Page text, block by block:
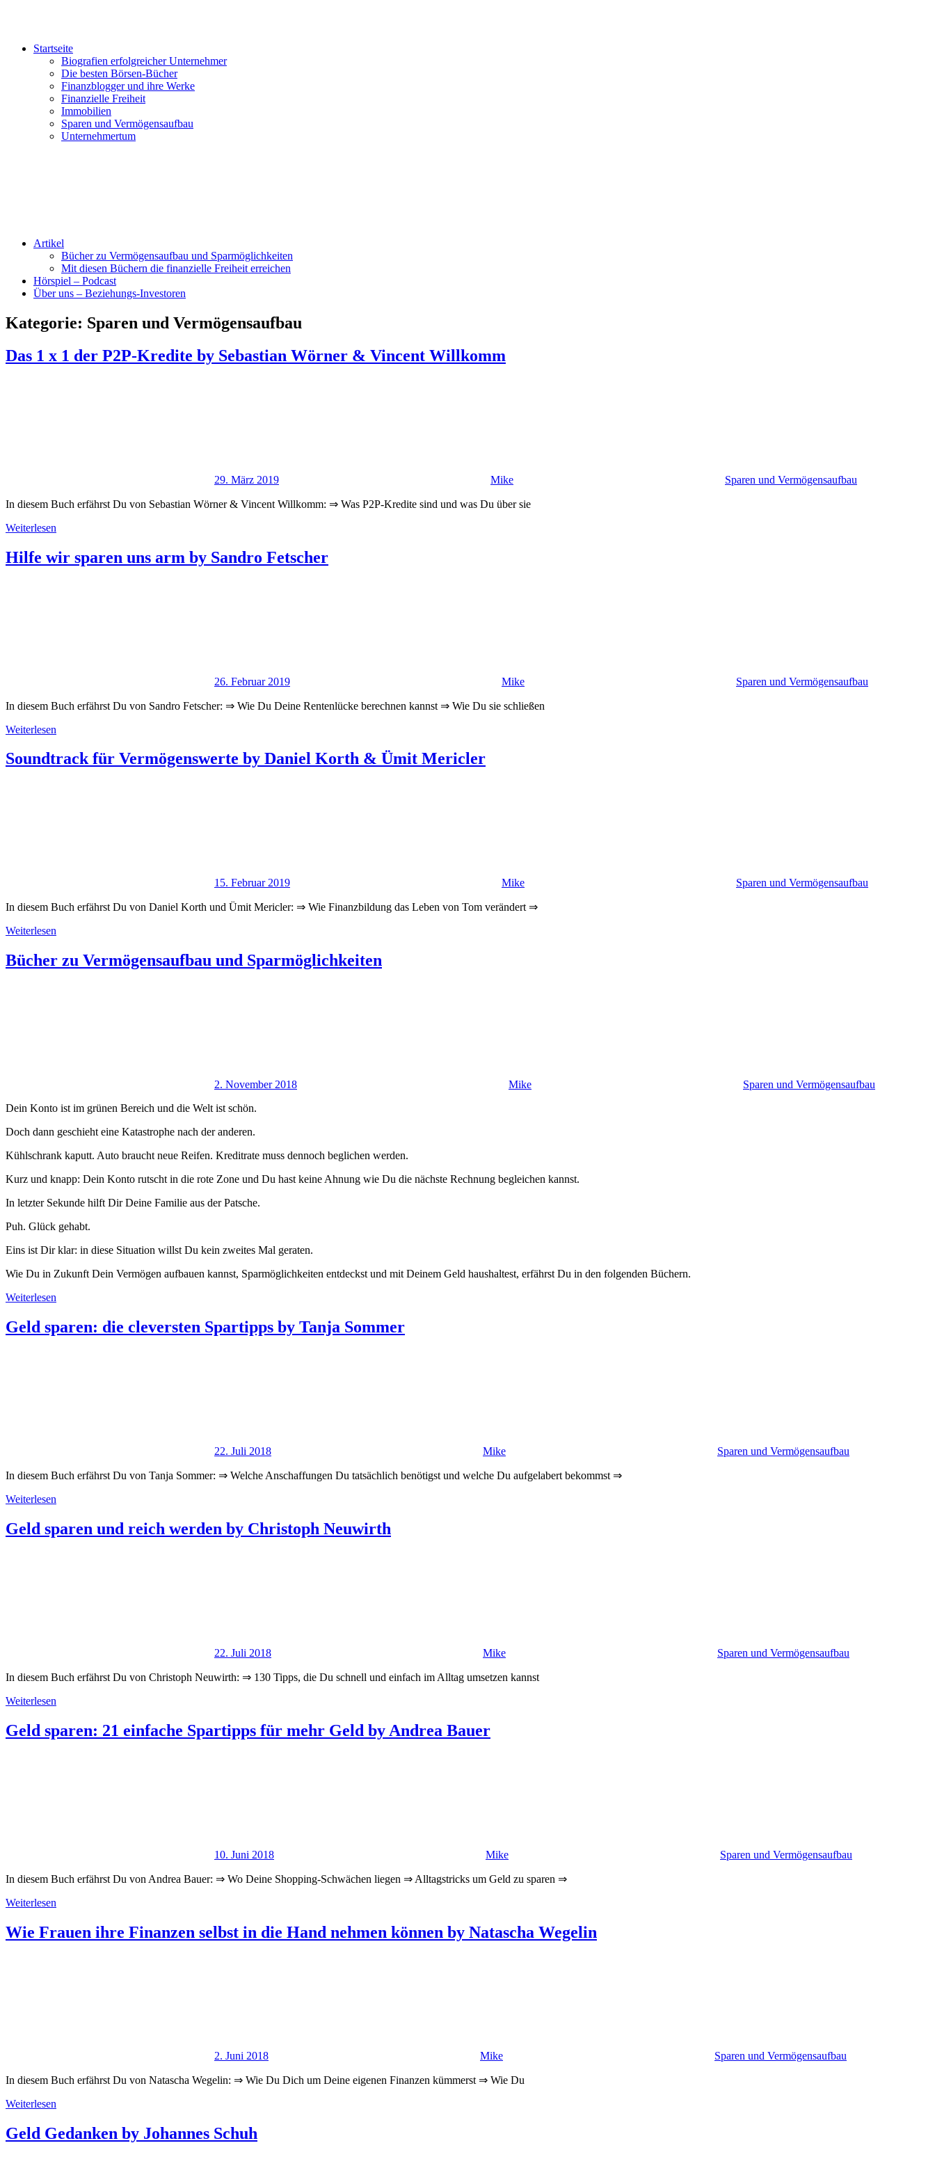
Startseite
Biografien erfolgreicher Unternehmer
Die besten Börsen-Bücher
Finanzblogger und ihre Werke
Finanzielle Freiheit
Immobilien
Sparen und Vermögensaufbau
Unternehmertum
Artikel
Bücher zu Vermögensaufbau und Sparmöglichkeiten
Mit diesen Büchern die finanzielle Freiheit erreichen
Hörspiel – Podcast
Über uns – Beziehungs-Investoren
Kategorie: Sparen und Vermögensaufbau
Das 1 x 1 der P2P-Kredite by Sebastian Wörner & Vincent Willkomm
29. März 2019 Mike Sparen und Vermögensaufbau
In diesem Buch erfährst Du von Sebastian Wörner & Vincent Willkomm: ⇒ Was P2P-Kredite sind und was Du über sie
Weiterlesen
Hilfe wir sparen uns arm by Sandro Fetscher
26. Februar 2019 Mike Sparen und Vermögensaufbau
In diesem Buch erfährst Du von Sandro Fetscher: ⇒ Wie Du Deine Rentenlücke berechnen kannst ⇒ Wie Du sie schließen
Weiterlesen
Soundtrack für Vermögenswerte by Daniel Korth & Ümit Mericler
15. Februar 2019 Mike Sparen und Vermögensaufbau
In diesem Buch erfährst Du von Daniel Korth und Ümit Mericler: ⇒ Wie Finanzbildung das Leben von Tom verändert ⇒
Weiterlesen
Bücher zu Vermögensaufbau und Sparmöglichkeiten
2. November 2018 Mike
Sparen und Vermögensaufbau
Dein Konto ist im grünen Bereich und die Welt ist schön.
Doch dann geschieht eine Katastrophe nach der anderen.
Kühlschrank kaputt. Auto braucht neue Reifen. Kreditrate muss dennoch beglichen werden.
Kurz und knapp: Dein Konto rutscht in die rote Zone und Du hast keine Ahnung wie Du die nächste Rechnung begleichen kannst.
In letzter Sekunde hilft Dir Deine Familie aus der Patsche.
Puh. Glück gehabt.
Eins ist Dir klar: in diese Situation willst Du kein zweites Mal geraten.
Wie Du in Zukunft Dein Vermögen aufbauen kannst, Sparmöglichkeiten entdeckst und mit Deinem Geld haushaltest, erfährst Du in den folgenden Büchern.
Weiterlesen
Geld sparen: die cleversten Spartipps by Tanja Sommer
22. Juli 2018 Mike Sparen und Vermögensaufbau
In diesem Buch erfährst Du von Tanja Sommer: ⇒ Welche Anschaffungen Du tatsächlich benötigst und welche Du aufgelabert bekommst ⇒
Weiterlesen
Geld sparen und reich werden by Christoph Neuwirth
22. Juli 2018 Mike Sparen und Vermögensaufbau
In diesem Buch erfährst Du von Christoph Neuwirth: ⇒ 130 Tipps, die Du schnell und einfach im Alltag umsetzen kannst
Weiterlesen
Geld sparen: 21 einfache Spartipps für mehr Geld by Andrea Bauer
10. Juni 2018 Mike Sparen und Vermögensaufbau
In diesem Buch erfährst Du von Andrea Bauer: ⇒ Wo Deine Shopping-Schwächen liegen ⇒ Alltagstricks um Geld zu sparen ⇒
Weiterlesen
Wie Frauen ihre Finanzen selbst in die Hand nehmen können by Natascha Wegelin
2. Juni 2018 Mike Sparen und Vermögensaufbau
In diesem Buch erfährst Du von Natascha Wegelin: ⇒ Wie Du Dich um Deine eigenen Finanzen kümmerst ⇒ Wie Du
Weiterlesen
Geld Gedanken by Johannes Schuh